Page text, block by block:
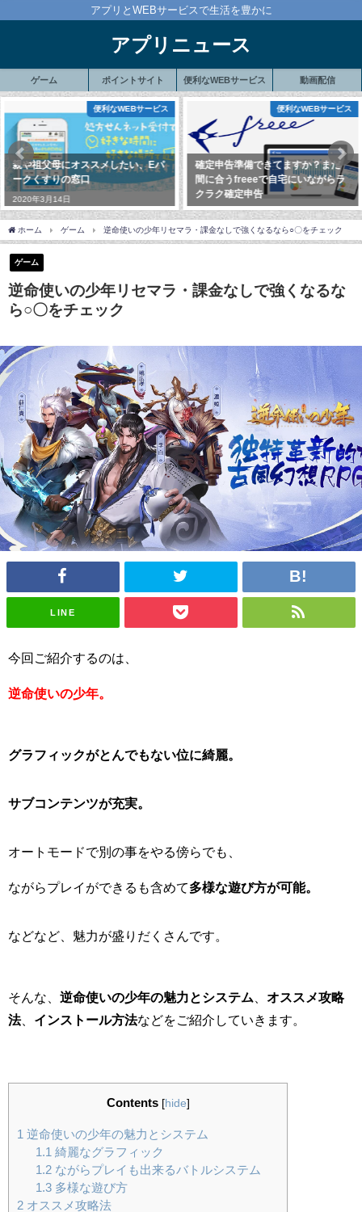
アプリとWEBサービスで生活を豊かに
アプリニュース
ゲーム ポイントサイト 便利なWEBサービス 動画配信
便利なWEBサービス
確定申告準備できてますか？まだ
間に合うfreeeで自宅にいながらラ
クラク確定申告
2020年2月1日
ゲ
2021年3月オススメアプリゲー
【3選】
2021年3月1日
ホーム ゲーム 逆命使いの少年リセマラ・課金なしで強くなるなら○〇をチェック
ゲーム
逆命使いの少年リセマラ・課金なしで強くなるな
ら○〇をチェック
LINE
今回ご紹介するのは、
逆命使いの少年。
グラフィックがとんでもない位に綺麗。
サブコンテンツが充実。
オートモードで別の事をやる傍らでも、
ながらプレイができるも含めて多様な遊び方が可能。
などなど、魅力が盛りだくさんです。
そんな、 逆命使いの少年の魅力とシステム
オススメ攻略
法、 インストール方法などをご紹介していきます。
Contents [hide]
1 逆命使いの少年の魅力とシステム
1.1 綺麗なグラフィック
1.2ながらプレイも出来るバトルシステム
1.3多様な遊び方
2 オススメ攻略法